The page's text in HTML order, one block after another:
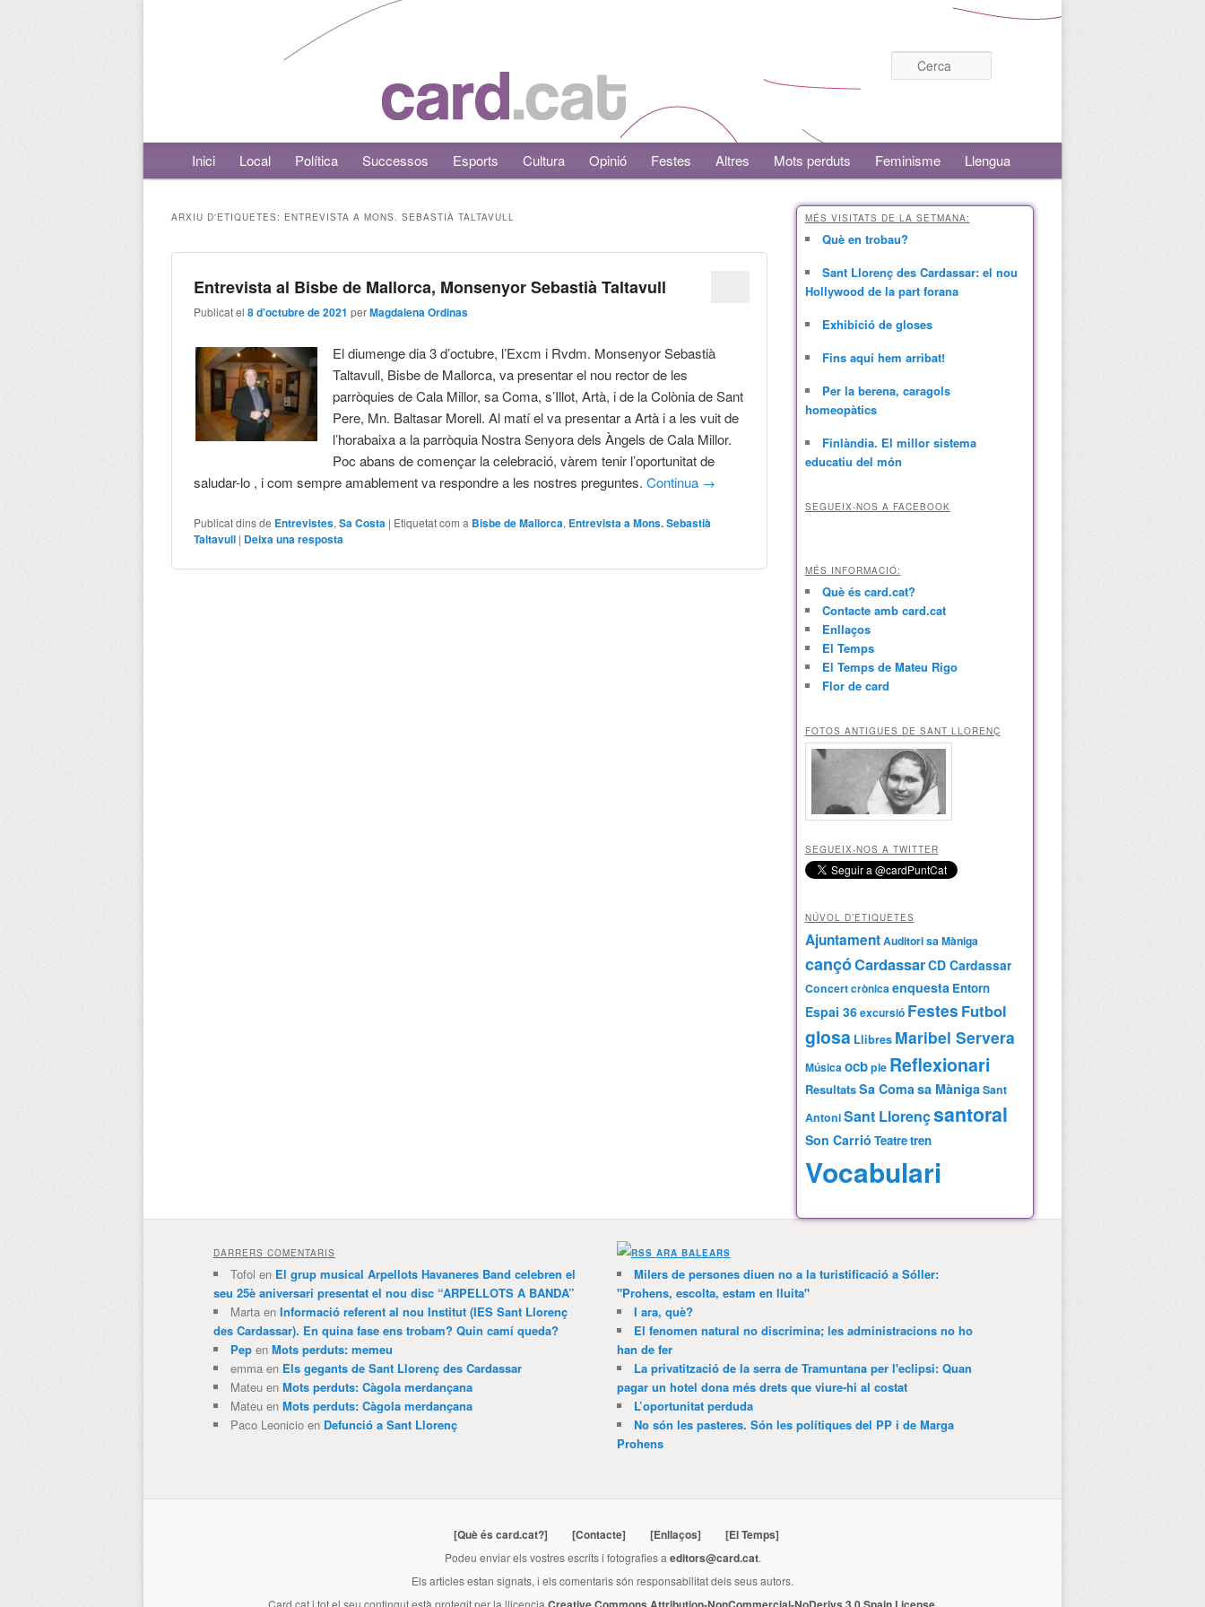
Menú principalAneu al contingut principal
Aneu al contingut secundari
Inici Local Política Successos Esports Cultura Opinió Festes Altres Mots perduts Feminisme Llengua
ARXIU D'ETIQUETES: ENTREVISTA A MONS. SEBASTIÀ TALTAVULL
Entrevista al Bisbe de Mallorca, Monsenyor Sebastià Taltavull
Publicat el8 d'octubre de 2021 perMagdalena Ordinas
El diumenge dia 3 d’octubre, l’Excm i Rvdm. Monsenyor Sebastià
Taltavull, Bisbe de Mallorca, va presentar el nou rector de les
parròquies de Cala Millor, sa Coma, s’Illot, Artà, i de la Colònia de Sant
Pere, Mn. Baltasar Morell. Al matí el va presentar a Artà i a les vuit de
l’horabaixa a la parròquia Nostra Senyora dels Àngels de Cala Millor.
Poc abans de començar la celebració, vàrem tenir l’oportunitat de
saludar-lo , i com sempre amablement va respondre a les nostres preguntes.Continua →
Publicat dins de Entrevistes,Sa Costa | Etiquetat com a Bisbe de Mallorca, Entrevista a Mons. Sebastià
Taltavull | Deixa una resposta
MÉS VISITATS DE LA SETMANA:
Què en trobau?
Sant Llorenç des Cardassar: el nou
Hollywood de la part forana
Exhibició de gloses
Fins aquí hem arribat!
Per la berena, caragols
homeopàtics
Finlàndia. El millor sistema
educatiu del món
SEGUEIX-NOS A FACEBOOK
MÉS INFORMACIÓ:
Què és card.cat?
Contacte amb card.cat
Enllaços
El Temps
El Temps de Mateu Rigo
Flor de card
FOTOS ANTIGUES DE SANT LLORENÇ
SEGUEIX-NOS A TWITTER
NÚVOL D’ETIQUETES
AjuntamentAuditori sa Màniga
cançóCardassarCD Cardassar
Concertcrònicaenquesta Entorn
Espai 36excursió Festes Futbol
glosa Llibres Maribel Servera
Músicaocbple Reflexionari
ResultatsSa Comasa MànigaSant
AntoniSant Llorençsantoral
Son Carrió Teatretren
Vocabulari
DARRERS COMENTARIS
Tofol en El grup musical Arpellots Havaneres Band celebren el
seu 25è aniversari presentat el nou disc “ARPELLOTS A BANDA”
Martaen Informació referent al nou Institut (IES Sant Llorenç
des Cardassar). En quina fase ens trobam? Quin camí queda?
Pepen Mots perduts: memeu
emmaen Els gegants de Sant Llorenç des Cardassar
Mateuen Mots perduts: Càgola merdançana
Mateuen Mots perduts: Càgola merdançana
Paco Leonicioen Defunció a Sant Llorenç
ARA BALEARS
Milers de persones diuen no a la turistificació a Sóller:
"Prohens, escolta, estam en lluita"
I ara, què?
El fenomen natural no discrimina; les administracions no ho
han de fer
La privatització de la serra de Tramuntana per l'eclipsi: Quan
pagar un hotel dona més drets que viure-hi al costat
L’oportunitat perduda
No són les pasteres. Són les polítiques del PP i de Marga
Prohens
[Què és card.cat?] [Contacte] [Enllaços] [El Temps]
Podeu enviar els vostres escrits i fotografies a editors@card.cat.
Els articles estan signats, i els comentaris són responsabilitat dels seus autors.